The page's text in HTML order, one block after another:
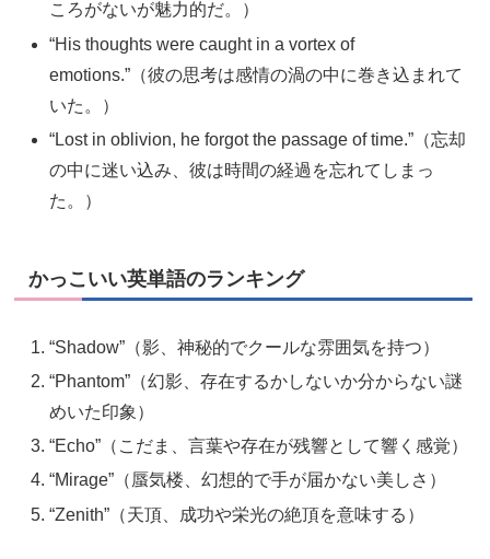
ころがないが魅力的だ。）
“His thoughts were caught in a vortex of
emotions.”（彼の思考は感情の渦の中に巻き込まれて
いた。）
“Lost in oblivion, he forgot the passage of time.”（忘却
の中に迷い込み、彼は時間の経過を忘れてしまっ
た。）
かっこいい英単語のランキング
“Shadow”（影、神秘的でクールな雰囲気を持つ）
“Phantom”（幻影、存在するかしないか分からない謎
めいた印象）
“Echo”（こだま、言葉や存在が残響として響く感覚）
“Mirage”（蜃気楼、幻想的で手が届かない美しさ）
“Zenith”（天頂、成功や栄光の絶頂を意味する）